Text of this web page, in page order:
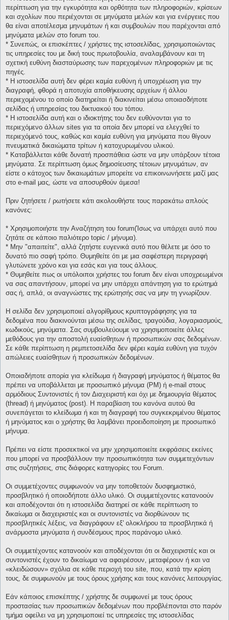
περίπτωση για την εγκυρότητα και ορθότητα των πληροφοριών, κρίσεων
και σχολίων που περιέχονται σε μηνύματα μελών και για ενέργειες που
θα είναι αποτέλεσμα μηνυμάτων ή και συμβουλών που παρέχονται από
μηνύματα μελών στο forum του.
* Συνεπώς, οι επισκέπτες / χρήστες της ιστοσελίδας, χρησιμοποιώντας
τις υπηρεσίες του με δική τους πρωτοβουλία, αναλαμβάνουν και τη
σχετική ευθύνη διασταύρωσης των παρεχομένων πληροφοριών με τις
πηγές.
* H ιστοσελίδα αυτή δεν φέρει καμία ευθύνη ή υποχρέωση για την
διαγραφή, φθορά η αποτυχία αποθήκευσης αρχείων ή άλλου
περιεχομένου το οποίο διατηρείται ή διακινείται μέσω οποιασδήποτε
σελίδας ή υπηρεσίας του δικτυακού του τόπου.
* H ιστοσελίδα αυτή και ο ιδιοκτήτης του δεν ευθύνονται για το
περιεχόμενο άλλων sites για τα οποία δεν μπορεί να ελεγχθεί το
περιεχόμενό τους, καθώς και καμία ευθύνη για μηνύματα που θίγουν
πνευματικά δικαιώματα τρίτων ή κατοχυρωμένου υλικού.
* Καταβάλλεται κάθε δυνατή προσπάθεια ώστε να μην υπάρξουν τέτοια
μηνύματα. Σε περίπτωση όμως δημοσίευσης τέτοιων μηνυμάτων, αν
είστε ο κάτοχος των δικαιωμάτων μπορείτε να επικοινωνήσετε μαζί μας
στο e-mail μας, ώστε να αποσυρθούν άμεσα!
Πριν ζητήσετε / ρωτήσετε κάτι ακολουθήστε τους παρακάτω απλούς
κανόνες:
* Χρησιμοποιήστε την Αναζήτηση του forum(Ίσως να υπάρχει αυτό που
ζητάτε σε κάποιο παλιότερο topic / μήνυμα).
* Μην "απαιτείτε", αλλά ζητήστε ευγενικά αυτό που θέλετε με όσο το
δυνατό πιο σαφή τρόπο. Θυμηθείτε ότι με μια σαφέστερη περιγραφή
γλυτώνετε χρόνο και για εσάς και για τους άλλους.
* Θυμηθείτε πως οι υπόλοιποι χρήστες του forum δεν είναι υποχρεωμένοι
να σας απαντήσουν, μπορεί να μην υπάρχει απάντηση για το ερώτημά
σας ή, απλά, οι αναγνώστες της ερώτησής σας να μην τη γνωρίζουν.
Η σελίδα δεν χρησιμοποιεί αλγορίθμους κρυπτογράφησης για τα
δεδομένα που διακινούνται μέσω της σελίδας, τραγούδια, λογαριασμούς,
κωδικούς, μηνύματα. Σας συμβουλεύουμε να χρησιμοποιείτε άλλες
μεθόδους για την αποστολή ευαίσθητων ή προσωπικών σας δεδομένων.
Σε κάθε περίπτωση η ρεμπετοσελίδα δεν φέρει καμία ευθύνη για τυχόν
απώλειες ευαίσθητων ή προσωπικών δεδομένων.
Οποιαδήποτε απορία για κλείδωμα ή διαγραφή μηνύματος ή θέματος θα
πρέπει να υποβάλλεται με προσωπικό μήνυμα (PM) ή e-mail στους
αρμόδιους Συντονιστές ή τον Διαχειριστή και όχι με δημιουργία θέματος
(thread) ή μηνύματος (post). Η παραβίαση του κανόνα αυτού θα
συνεπάγεται το κλείδωμα ή και τη διαγραφή του συγκεκριμένου θέματος
ή μηνύματος και ο χρήστης θα λαμβάνει προειδοποίηση με προσωπικό
μήνυμα.
Πρέπει να είστε προσεκτικοί να μην χρησιμοποιείτε εκφράσεις εκείνες
που μπορεί να προσβάλλουν την προσωπικότητα των συμμετεχόντων
στις συζητήσεις, στις διάφορες κατηγορίες του Forum.
Οι συμμετέχοντες συμφωνούν να μην τοποθετούν δυσφημιστικό,
προσβλητικό ή οποιοδήποτε άλλο υλικό. Οι συμμετέχοντες κατανοούν
και αποδέχονται ότι η ιστοσελίδα διατηρεί σε κάθε περίπτωση το
δικαίωμα οι διαχειριστές και οι συντονιστές να διορθώνουν τις
προσβλητικές λέξεις, να διαγράφουν εξ' ολοκλήρου τα προσβλητικά ή
ανάρμοστα μηνύματα ή συνδέσμους προς παράνομο υλικό.
Οι συμμετέχοντες κατανοούν και αποδέχονται ότι οι διαχειριστές και οι
συντονιστές έχουν το δικαίωμα να αφαιρέσουν, μεταφέρουν ή και να
«κλειδώσουν» σχόλια σε κάθε περιοχή του site, που, κατά την κρίση
τους, δε συμφωνούν με τους όρους χρήσης και τους κανόνες λειτουργίας.
Εάν κάποιος επισκέπτης / χρήστης δε συμφωνεί με τους όρους
προστασίας των προσωπικών δεδομένων που προβλέπονται στο παρόν
τμήμα οφείλει να μη χρησιμοποιεί τις υπηρεσίες της ιστοσελίδας